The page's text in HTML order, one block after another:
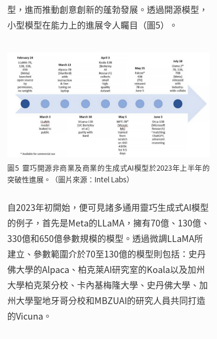
型，進而推動創意創新的蓬勃發展。透過開源模型，
小型模型在能力上的進展令人矚目（圖5）。
圖5 靈巧開源非商業及商業的生成式AI模型於2023年上半年的
突破性進展。（圖片來源：Intel Labs）
自2023年初開始，便可見諸多通用靈巧生成式AI模型
的例子，首先是Meta的LLaMA，擁有70億、130億、
330億和650億參數規模的模型。透過微調LLaMA所
建立、參數範圍介於70至130億的模型則包括：史丹
佛大學的Alpaca、柏克萊AI研究室的Koala以及加州
大學柏克萊分校、卡內基梅隆大學、史丹佛大學、加
州大學聖地牙哥分校和MBZUAI的研究人員共同打造
的Vicuna。